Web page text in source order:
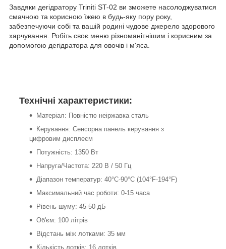
Завдяки дегідратору Triniti ST-02 ви зможете насолоджуватися
смачною та корисною їжею в будь-яку пору року,
забезпечуючи собі та вашій родині чудове джерело здорового
харчування. Робіть своє меню різноманітнішим і корисним за
допомогою дегідратора для овочів і м'яса.
Технічні характеристики:
Матеріал: Повністю неіржавка сталь
Керування: Сенсорна панель керування з
цифровим дисплеєм
Потужність: 1350 Вт
Напруга/Частота: 220 В / 50 Гц
Діапазон температур: 40°C-90°C (104°F-194°F)
Максимальний час роботи: 0-15 часа
Рівень шуму: 45-50 дБ
Об'єм: 100 літрів
Відстань між лотками: 35 мм
Кількість лотків: 16 лотків